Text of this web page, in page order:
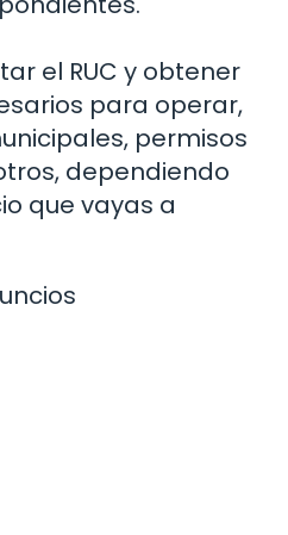
el RUC y obtener
para operar,
permisos
dependiendo
que vayas a